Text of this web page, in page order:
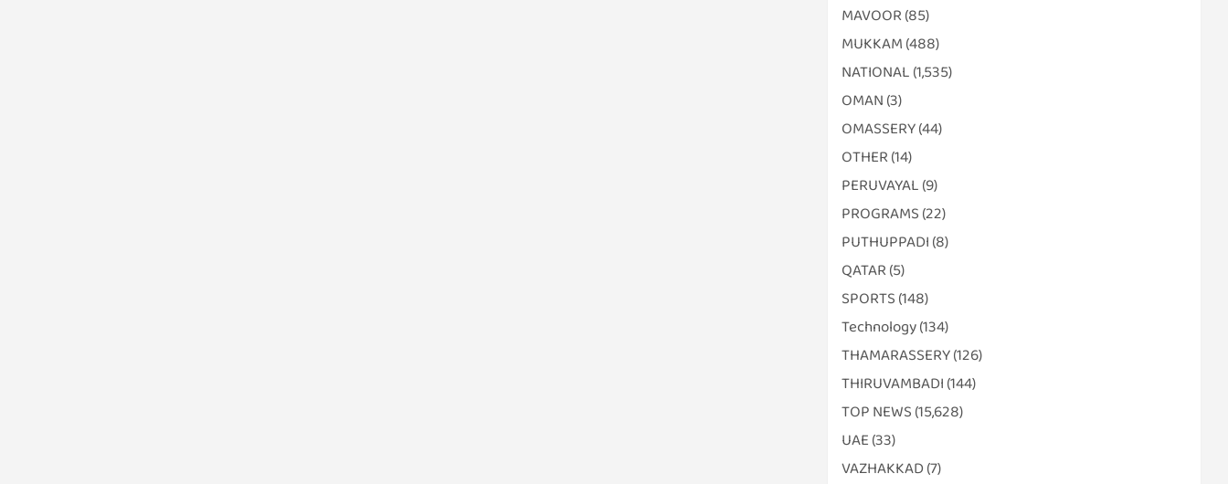
MAVOOR (85)
MUKKAM (488)
NATIONAL (1,535)
OMAN (3)
OMASSERY(44)
OTHER (14)
PERUVAYAL (9)
PROGRAMS (22)
PUTHUPPADI (8)
QATAR (5)
SPORTS (148)
Technology(134)
THAMARASSERY(126)
THIRUVAMBADI (144)
TOP NEWS (15,628)
UAE (33)
VAZHAKKAD(7)